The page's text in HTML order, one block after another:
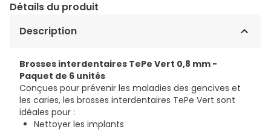
Détails du produit
Description
Brosses interdentaires TePe Vert 0,8 mm -
Paquet de 6 unités
Conçues pour prévenir les maladies des gencives et
les caries, les brosses interdentaires TePe Vert sont
idéales pour :
Nettoyer les implants